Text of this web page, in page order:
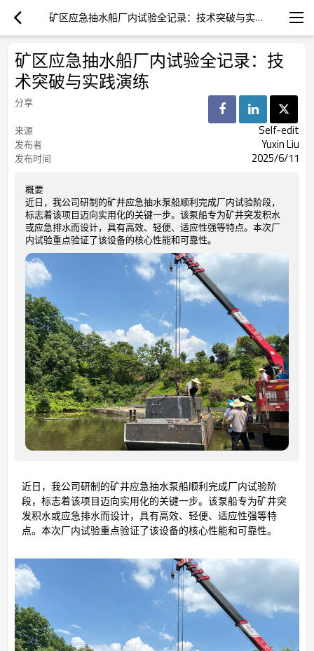
矿区应急抽水船厂内试验全记录：技术突破与实践演练
矿区应急抽水船厂内试验全记录：技
术突破与实践演练
分享
来源
Self-edit
发布者 Yuxin Liu
发布时间 2025/6/11
概要
近日，我公司研制的矿井应急抽水泵船顺利完成厂内试验阶段，
标志着该项目迈向实用化的关键一步。该泵船专为矿井突发积水
或应急排水而设计，具有高效、轻便、适应性强等特点。本次厂
内试验重点验证了该设备的核心性能和可靠性。
近日，我公司研制的矿井应急抽水泵船顺利完成厂内试验阶
段，标志着该项目迈向实用化的关键一步。该泵船专为矿井突
发积水或应急排水而设计，具有高效、轻便、适应性强等特
点。本次厂内试验重点验证了该设备的核心性能和可靠性。